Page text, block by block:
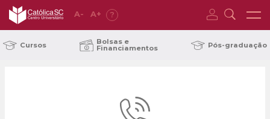
A- A+ ?
Cursos Bolsas e
Financiamentos Pós-graduação